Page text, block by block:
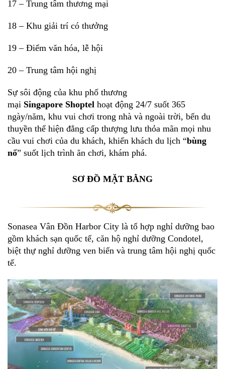
17 – Trung tâm thương mại
18 – Khu giải trí có thưởng
19 – Điểm văn hóa, lễ hội
20 – Trung tâm hội nghị
Sự sôi động của khu phố thương
mại Singapore Shoptel hoạt động 24/7 suốt 365
ngày/năm, khu vui chơi trong nhà và ngoài trời, bến du
thuyền thể hiện đẳng cấp thượng lưu thỏa mãn mọi nhu
cầu vui chơi của du khách, khiến khách du lịch “bùng
nổ” suốt lịch trình ăn chơi, khám phá.
SƠ ĐỒ MẶT BẰNG
Sonasea Vân Đồn Harbor City là tổ hợp nghỉ dưỡng bao
gồm khách sạn quốc tế, căn hộ nghỉ dưỡng Condotel,
biệt thự nghỉ dưỡng ven biển và trung tâm hội nghị quốc
tế.